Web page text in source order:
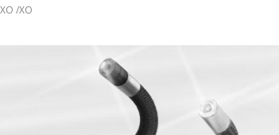
/XO